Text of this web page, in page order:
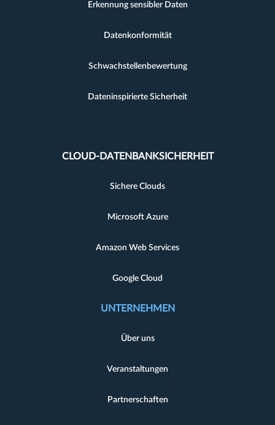
Erkennung sensibler Daten
Datenkonformität
Schwachstellenbewertung
Dateninspirierte Sicherheit
CLOUD-DATENBANKSICHERHEIT
Sichere Clouds
Microsoft Azure
Amazon Web Services
Google Cloud
UNTERNEHMEN
Über uns
Veranstaltungen
Partnerschaften